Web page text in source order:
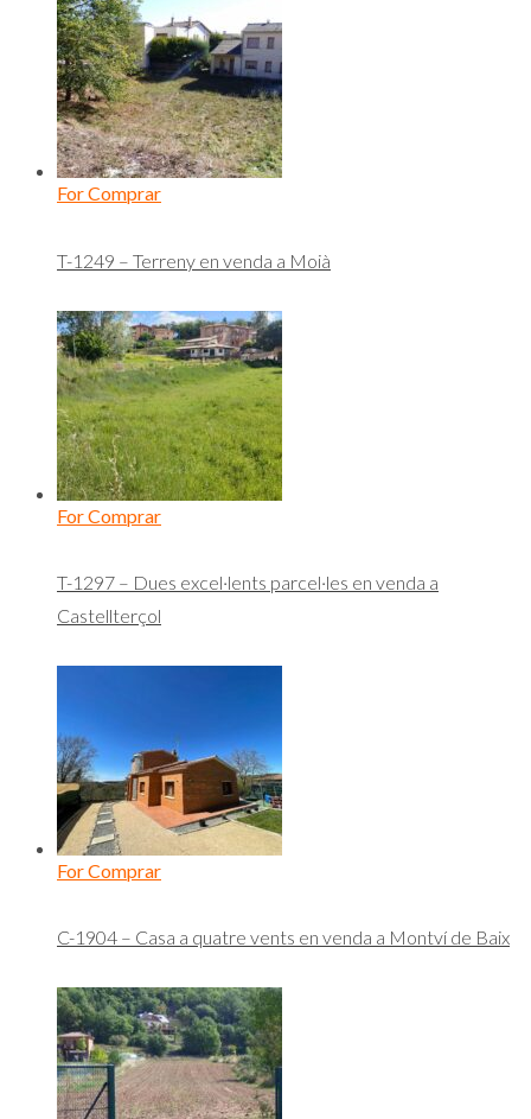
For Comprar
T-1249 – Terreny en venda a Moià
For Comprar
T-1297 – Dues excel·lents parcel·les en venda a
Castellterçol
For Comprar
C-1904 – Casa a quatre vents en venda a Montví de Baix